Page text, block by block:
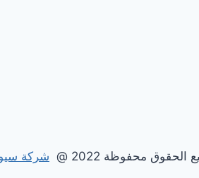
الحقوق محفوظة 2022 @ شركة